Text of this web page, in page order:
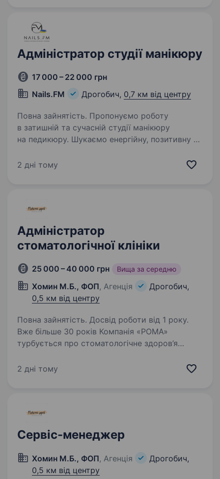
Адміністратор студії манікюру
17 000 – 22 000 грн
Nails.FM
Дрогобич, 0,7 км від центру
Повна зайнятість. Пропонуємо роботу
в затишній та сучасній студії манікюру
на педикюру. Шукаємо енергійну, позитивну та
адміністратора. Ми молода команда, яка
2 дні тому
Адміністратор
стоматологічної клініки
25 000 – 40 000 грн Вища за середню
Хомин М.Б., ФОП, Агенція
Дрогобич,
0,5 км від центру
Повна зайнятість. Досвід роботи від 1 року.
Вже більше 30 років Компанія «РОМА»
турбується про стоматологічне здоров’я
сімейний-бренд, де кожен почуває себе
2 дні тому
Сервіс-менеджер
Хомин М.Б., ФОП, Агенція
Дрогобич,
0,5 км від центру